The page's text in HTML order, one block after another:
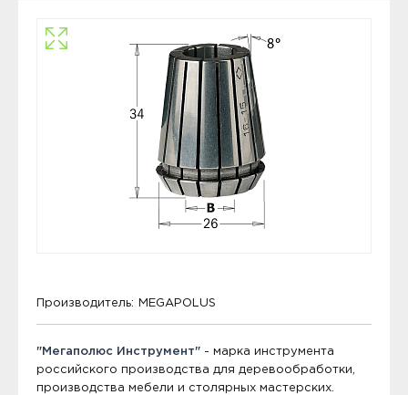
Производитель: MEGAPOLUS
"Мегаполюс Инструмент" - марка инструмента
российского производства для деревообработки,
производства мебели и столярных мастерских.